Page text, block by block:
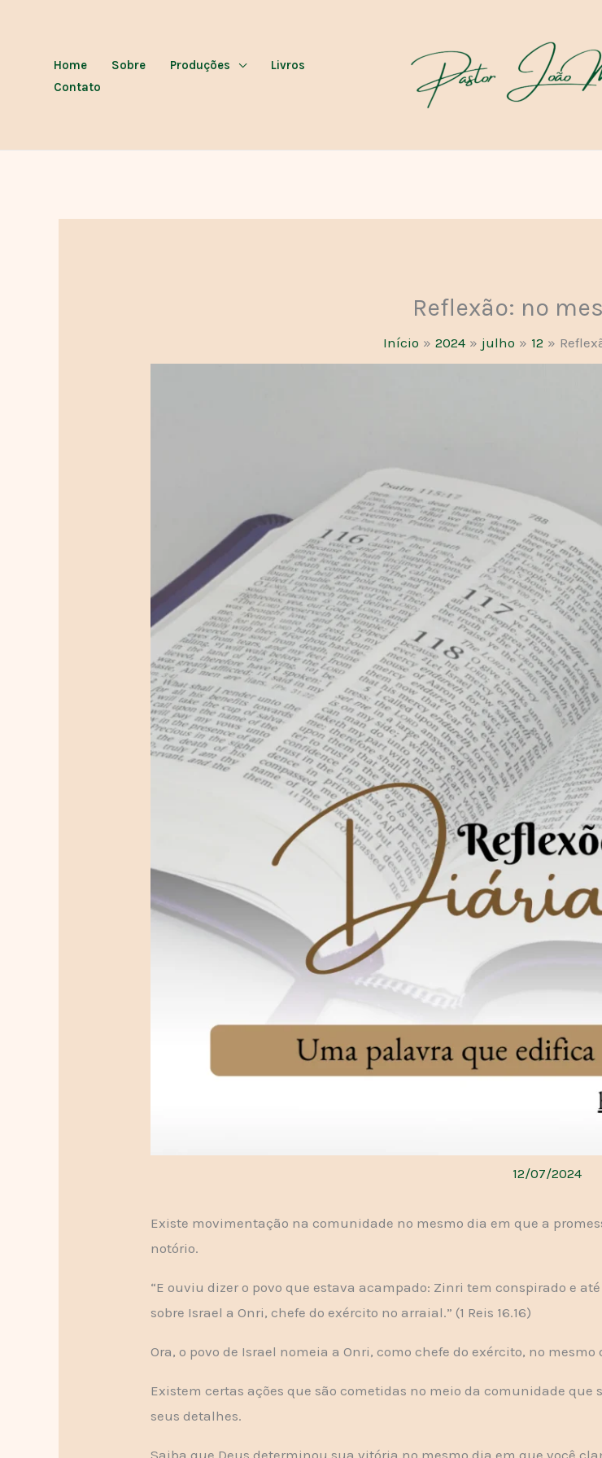
conteúdo
Home Sobre Produções
Livros
Contato
Reflexão: no
Início 2024 julho 12
12/07/2024
Existe movimentação na comunidade no mesmo dia em que a
notório.
“E ouviu dizer o povo que estava acampado: Zinri tem conspirado e
sobre Israel a Onri, chefe do exército no arraial.” (1 Reis 16.16)
Ora, o povo de Israel nomeia a Onri, como chefe do exército, no
Existem certas ações que são cometidas no meio da comunidade que
seus detalhes.